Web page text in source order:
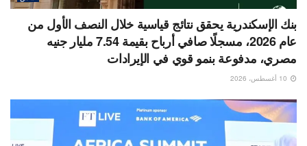
بنك الإسكندرية يحقق نتائج قياسية خلال النصف الأول من
عام 2026، مسجلًا صافي أرباح بقيمة 7.54 مليار جنيه
مصري، مدفوعة بنمو قوي في الإيرادات